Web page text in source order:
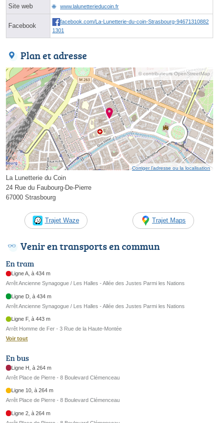
Site web www.lalunetterieducoin.fr
Facebook
facebook.com/La-Lunetterie-du-coin-Strasbourg-94671310882
1301
Plan et adresse
© contributeurs OpenStreetMap
Corriger l’adresse ou la localisation
La Lunetterie du Coin
24 Rue du Faubourg-De-Pierre
67000 Strasbourg
Trajet Waze Trajet Maps
Venir en transports en commun
En tram
Ligne A, à 434 m
Arrêt Ancienne Synagogue / Les Halles - Allée des Justes Parmi les Nations
Ligne D, à 434 m
Arrêt Ancienne Synagogue / Les Halles - Allée des Justes Parmi les Nations
Ligne F, à 443 m
Arrêt Homme de Fer - 3 Rue de la Haute-Montée
Voir tout
En bus
Ligne H, à 264 m
Arrêt Place de Pierre - 8 Boulevard Clémenceau
Ligne 10, à 264 m
Arrêt Place de Pierre - 8 Boulevard Clémenceau
Ligne 2, à 264 m